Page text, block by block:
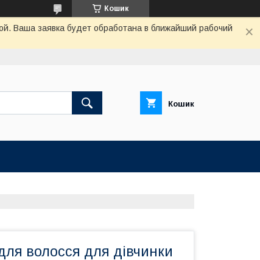
Кошик
Ваша заявка будет обработана в ближайший рабочий
Кошик
волосся для дівчинки